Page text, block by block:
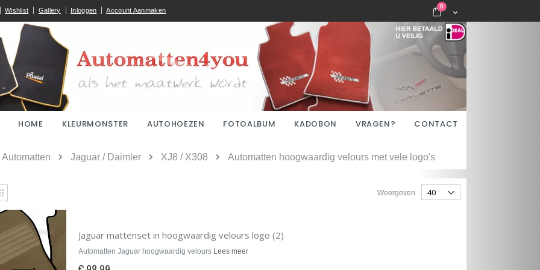
Wishlist Gallery Inloggen Account Aanmaken Cart
0 items
HOME KLEURMONSTER AUTOHOEZEN FOTOALBUM KADOBON VRAGEN? CONTACT
Automatten Jaguar / Daimler XJ8 / X308 Automatten hoogwaardig velours met vele logo's
Rooster
Weergeven
Jaguar mattenset in hoogwaardig velours logo (2)
Automatten Jaguar hoogwaardig velours Lees meer